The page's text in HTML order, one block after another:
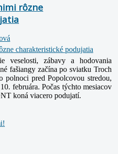
rôzne
veselosti, zábavy a hodovania
fašiangy začína po sviatku Troch
pred Popolcovou stredou,
februára. Počas týchto mesiacov
koná viacero podujatí.